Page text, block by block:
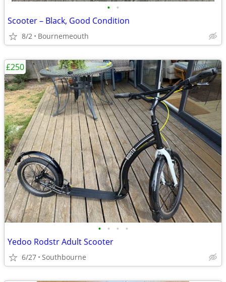
• •
Scooter – Black, Good Condition
8/2 Bournemeouth
• • • •
Yedoo Rodstr Adult Scooter
6/27 Southbourne
£250